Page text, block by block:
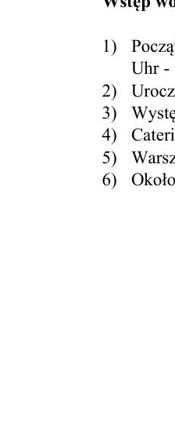
Piechowice
Rokytnice nad Jizerou
Dla Inwestorów